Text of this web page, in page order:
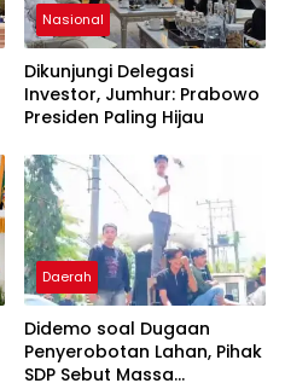
Nasional
Dikunjungi Delegasi
Investor, Jumhur: Prabowo
Presiden Paling Hijau
Daerah
Didemo soal Dugaan
Penyerobotan Lahan, Pihak
SDP Sebut Massa